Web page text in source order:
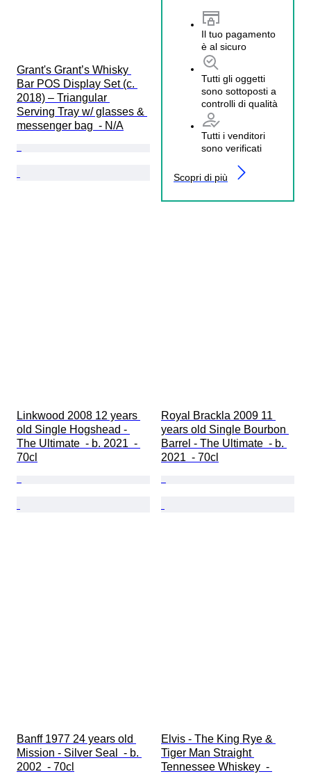
Il tuo pagamento
è al sicuro
Tutti gli oggetti
sono sottoposti a
controlli di qualità
Tutti i venditori
sono verificati
Scopri di più
Grant's Grant’s Whisky
Bar POS Display Set (c.
2018) – Triangular
Serving Tray w/ glasses &
messenger bag  - N/A
Linkwood 2008 12 years
old Single Hogshead -
The Ultimate  - b. 2021  -
70cl
Royal Brackla 2009 11
years old Single Bourbon
Barrel - The Ultimate  - b.
2021  - 70cl
Banff 1977 24 years old
Mission - Silver Seal  - b.
2002  - 70cl
Elvis - The King Rye &
Tiger Man Straight
Tennessee Whiskey  -